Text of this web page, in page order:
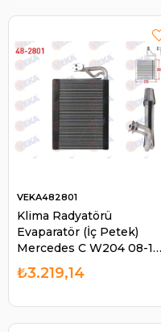
Klima Radyatörü
Evaparatör (İç Petek)
Mercedes C W204 08-14
Cls C218 11-17 E W212 09-
15 Glk X204 08-15 Sl R231
VEKA482801
₺3.219,14